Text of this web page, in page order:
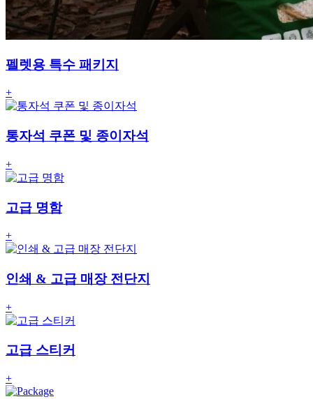
펠렛용 특수 패키지
+
통자석 쿠폰 및 종이자석
+
고급 명함
+
인쇄 & 고급 매장 전단지
+
고급 스티커
+